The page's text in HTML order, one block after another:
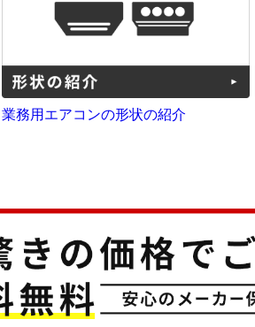
業務用エアコンの形状の紹介